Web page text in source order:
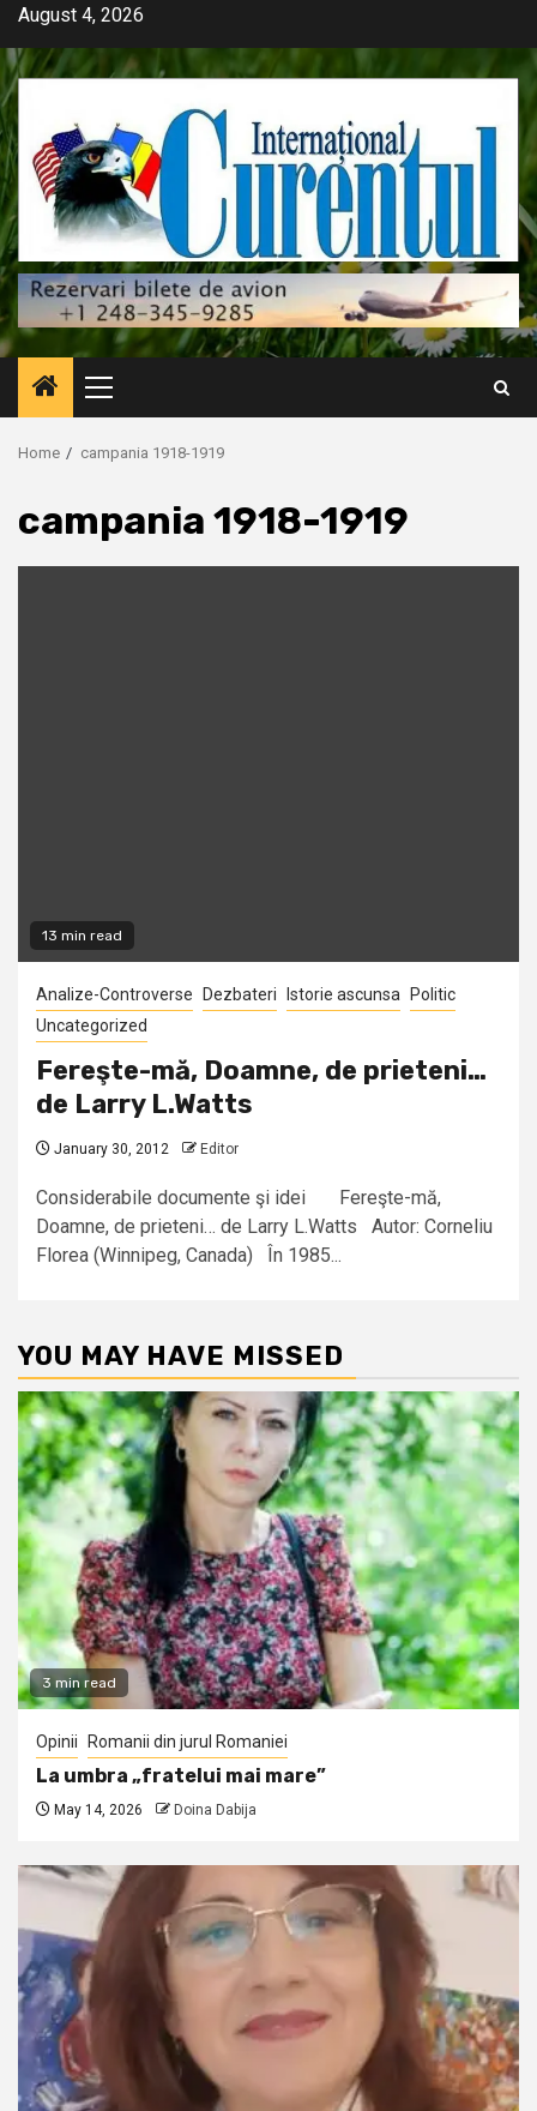
Skip
content
August 4, 2026
Primary
Menu
Home campania 1918-1919
campania 1918-1919
13 min read
Analize-Controverse Dezbateri Istorie ascunsa
Politic
Uncategorized
Fereşte-mă, Doamne, de prieteni…
de Larry L.Watts
January 30, 2012 Editor
Considerabile documente şi idei Fereşte-mă,
Doamne, de prieteni… de Larry L.Watts Autor: Corneliu
Florea (Winnipeg, Canada) În 1985...
YOU MAY HAVE MISSED
3 min read
Opinii Romanii din jurul Romaniei
La umbra „fratelui mai mare”
May 14, 2026 Doina Dabija